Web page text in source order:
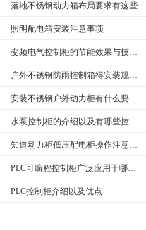
落地不锈钢动力箱布局要求有这些
照明配电箱安装注意事项
变频电气控制柜的节能效果与技术发展
户外不锈钢防雨控制箱得安装规范介绍，大家快来看
安装不锈钢户外动力柜有什么要求呢
水泵控制柜的介绍以及有哪些控制类型
知道动力柜低压配电柜操作注意事项很重要
PLC可编程控制柜广泛应用于哪些行业？特点是什么？
PLC控制柜介绍以及优点